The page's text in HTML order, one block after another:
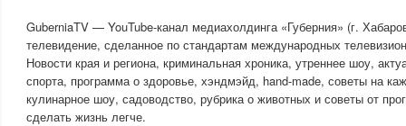
GuberniaTV — YouTube-канал медиахолдинга «Губерния» (г.
телевидение, сделанное по стандартам международных
Новости края и региона, криминальная хроника, утреннее шоу,
спорта, программа о здоровье, хэндмэйд, hand-made, советы на
кулинарное шоу, садоводство, рубрика о животных и советы от
сделать жизнь легче.